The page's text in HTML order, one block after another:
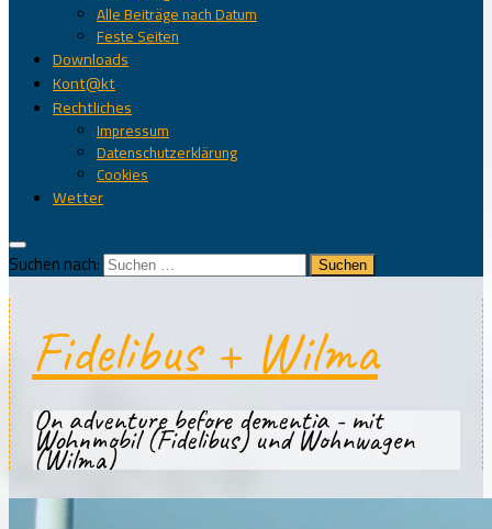
Alle Beiträge nach Datum
Feste Seiten
Downloads
Kont@kt
Rechtliches
Impressum
Datenschutzerklärung
Cookies
Wetter
Suchen nach:
Fidelibus + Wilma
On adventure before dementia - mit
Wohnmobil (Fidelibus) und Wohnwagen
(Wilma)